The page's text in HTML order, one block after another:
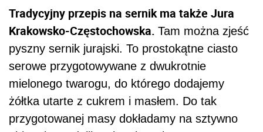
Tradycyjny przepis na sernik ma także Jura
Krakowsko-Częstochowska. Tam można zjeść
pyszny sernik jurajski. To prostokątne ciasto
serowe przygotowywane z dwukrotnie
mielonego twarogu, do którego dodajemy
żółtka utarte z cukrem i masłem. Do tak
przygotowanej masy dokładamy na sztywno